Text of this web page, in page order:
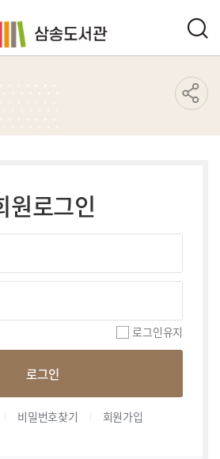
원로그인
로그인유지
로그인
비밀번호찾기 회원가입